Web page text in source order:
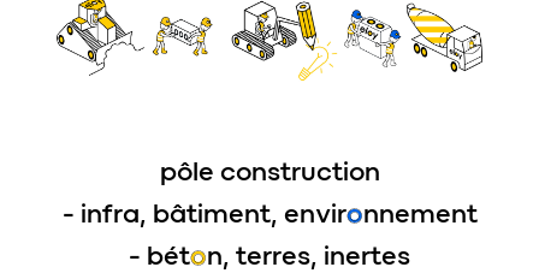
pôle construction
- infra, bâtiment, environnement
- béton, terres, inertes